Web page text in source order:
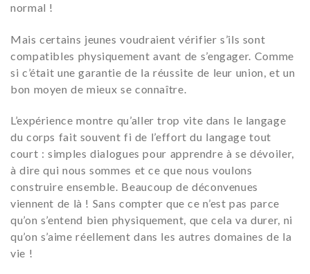
normal !
Mais certains jeunes voudraient vérifier s’ils sont
compatibles physiquement avant de s’engager. Comme
si c’était une garantie de la réussite de leur union, et un
bon moyen de mieux se connaître.
L’expérience montre qu’aller trop vite dans le langage
du corps fait souvent fi de l’effort du langage tout
court : simples dialogues pour apprendre à se dévoiler,
à dire qui nous sommes et ce que nous voulons
construire ensemble. Beaucoup de déconvenues
viennent de là ! Sans compter que ce n’est pas parce
qu’on s’entend bien physiquement, que cela va durer, ni
qu’on s’aime réellement dans les autres domaines de la
vie !